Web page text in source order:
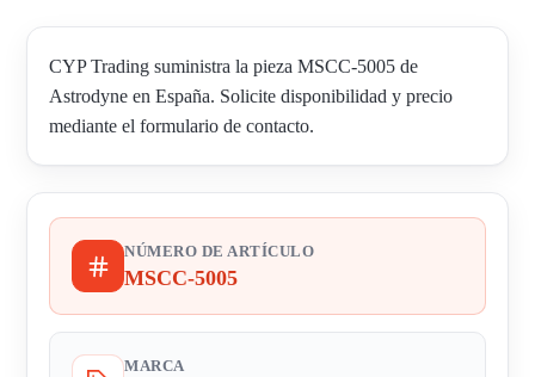
CYP Trading suministra la pieza MSCC-5005 de
Astrodyne en España. Solicite disponibilidad y precio
mediante el formulario de contacto.
NÚMERO DE ARTÍCULO
MSCC-5005
MARCA